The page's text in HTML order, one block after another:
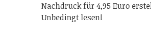
Nachdruck für 4,95 Euro
Unbedingt lesen!